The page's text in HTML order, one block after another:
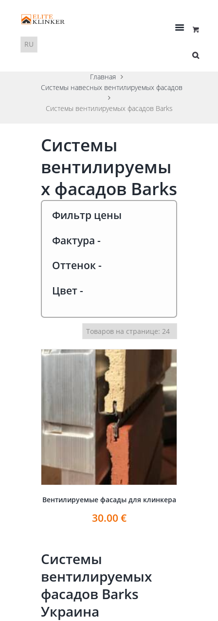
Главная
Системы навесных вентилируемых фасадов
Системы вентилируемых фасадов Barks
Системы
вентилируемы
х фасадов Barks
Фильтр цены
Фактура -
Оттенок-
Цвет-
Вентилируемые фасады для клинкера
30.00 €
Системы
вентилируемых
фасадов Barks
Украина